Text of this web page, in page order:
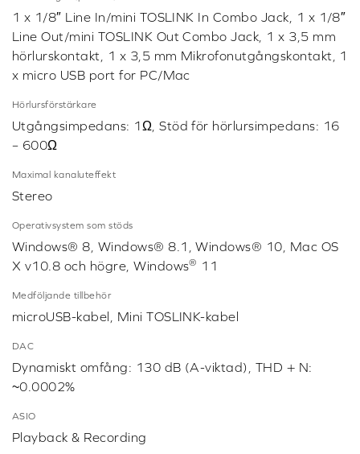
16 / 24 / 32-bit / 44.1, 48.0, 88.2, 96.0, 176.4, 192.0
kHz,Optical-in:
16 / 24 / 32-bit / 44.1, 48.0, 88.2, 96.0, 176.4, 192.0
kHz
Inspelningsupplösning
Mikrofoningång
: 16 / 24 / 32-bit / 44.1, 48.0, 88.2,
96.0, 176.4, 192.0 kHz
96.0, 176.4, 192.0 kHz
Line-in
Plattform
USB 2.0, USB 3.0
Anslutningar (primära)
1 x 1/8″ Line In/mini TOSLINK In Combo Jack, 1 x 1/8″
x micro USB port for PC/Mac
– 600Ω